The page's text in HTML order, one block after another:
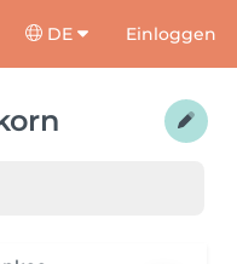
DE Einloggen